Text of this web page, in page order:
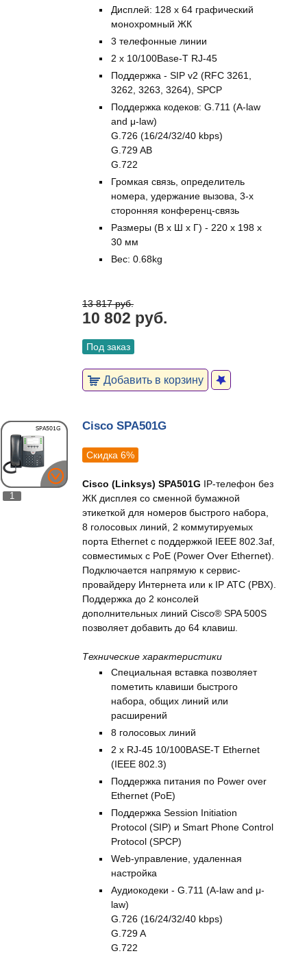
Дисплей: 128 х 64 графический
монохромный ЖК
3 телефонные линии
2 x 10/100Base-T RJ-45
Поддержка - SIP v2 (RFC 3261,
3262, 3263, 3264), SPCP
Поддержка кодеков: G.711 (A-law
and μ-law)
G.726 (16/24/32/40 kbps)
G.729 AB
G.722
Громкая связь, определитель
номера, удержание вызова, 3-х
сторонняя конференц-связь
Размеры (В х Ш х Г) - 220 х 198 х
30 мм
Вес: 0.68kg
13 817 руб.
10 802 руб.
Под заказ
Добавить в корзину
1
Cisco SPA501G
Скидка 6%
Cisco (Linksys) SPA501G IP-телефон без
ЖК дисплея со сменной бумажной
этикеткой для номеров быстрого набора,
8 голосовых линий, 2 коммутируемых
порта Ethernet с поддержкой IEEE 802.3af,
совместимых с PoE (Power Over Ethernet).
Подключается напрямую к сервис-
провайдеру Интернета или к IP АТС (PBX).
Поддержка до 2 консолей
дополнительных линий Cisco® SPA 500S
позволяет добавить до 64 клавиш.
Технические характеристики
Специальная вставка позволяет
пометить клавиши быстрого
набора, общих линий или
расширений
8 голосовых линий
2 x RJ-45 10/100BASE-T Ethernet
(IEEE 802.3)
Поддержка питания по Power over
Ethernet (PoE)
Поддержка Session Initiation
Protocol (SIP) и Smart Phone Control
Protocol (SPCP)
Web-управление, удаленная
настройка
Аудиокодеки - G.711 (A-law and μ-
law)
G.726 (16/24/32/40 kbps)
G.729 A
G.722